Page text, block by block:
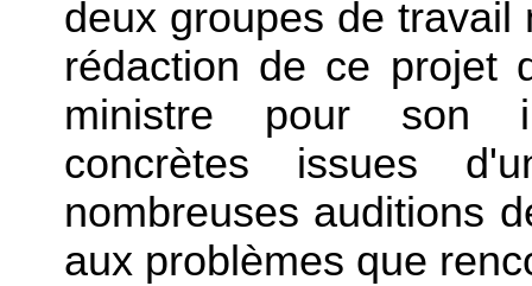
deux groupes de
rédaction de ce projet
ministre pour son
concrètes issues
nombreuses auditions
aux problèmes que